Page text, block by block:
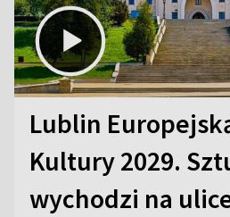
Lublin
Kultury 2029.
wychodzi na